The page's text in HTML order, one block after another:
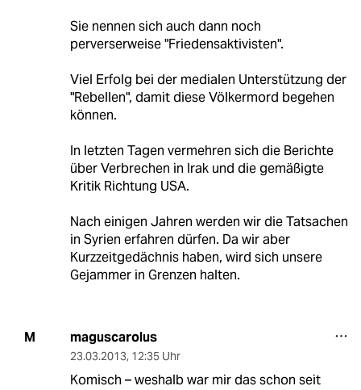
Sie nennen sich auch dann noch
perverserweise "Friedensaktivisten".
Viel Erfolg bei der medialen Unterstützung der
"Rebellen", damit diese Völkermord begehen
können.
In letzten Tagen vermehren sich die Berichte
über Verbrechen in Irak und die gemäßigte
Kritik Richtung USA.
Nach einigen Jahren werden wir die Tatsachen
in Syrien erfahren dürfen. Da wir aber
Kurzzeitgedächnis haben, wird sich unsere
Gejammer in Grenzen halten.
M maguscarolus
23.03.2013, 12:35 Uhr
Komisch – weshalb war mir das schon seit